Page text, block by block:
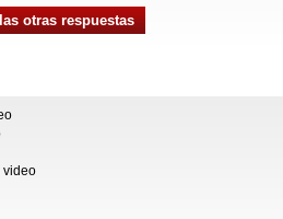
otras respuestas
video